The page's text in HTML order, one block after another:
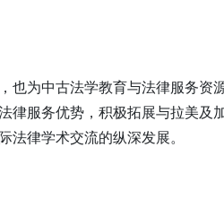
为中古法学教育与法律服务资
律服务优势，积极拓展与拉美及
律学术交流的纵深发展。